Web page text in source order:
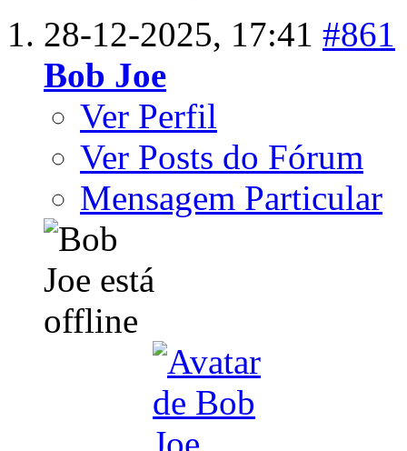
28-12-2025, 17:41 #861
Bob Joe
Ver Perfil
Ver Posts do Fórum
Mensagem Particular